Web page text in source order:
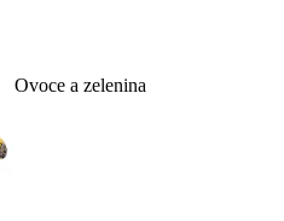
Ovoce a zelenina